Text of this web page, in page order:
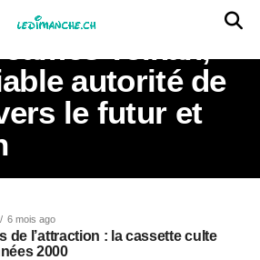
autorité de
le futur et
6 mois ago
de l’attraction : la cassette culte
2000